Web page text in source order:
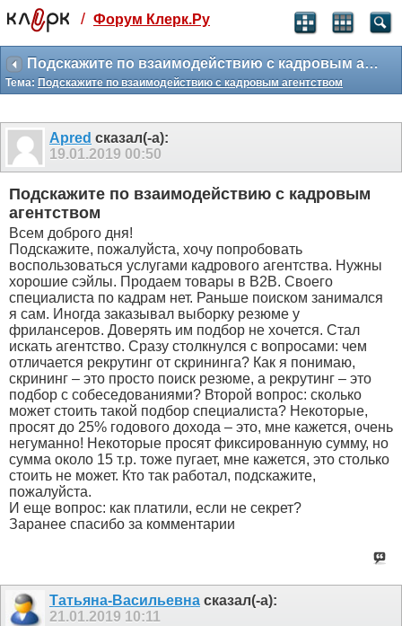
Святые угодники, Клерк без рекламы
прекрасен:)
месяц
3 месяца
259
₽
-10%
499 ₽
-15%
Отмена Оплатить
/ Форум Клерк.Ру
Подскажите по взаимодействию с кадровым агентством
Тема: Подскажите по взаимодействию с кадровым агентством
Apred сказал(-а):
19.01.2019 00:50
Подскажите по взаимодействию с кадровым
агентством
Всем доброго дня!
Подскажите, пожалуйста, хочу попробовать
воспользоваться услугами кадрового агентства. Нужны
хорошие сэйлы. Продаем товары в В2В. Своего
специалиста по кадрам нет. Раньше поиском занимался
я сам. Иногда заказывал выборку резюме у
фрилансеров. Доверять им подбор не хочется. Стал
искать агентство. Сразу столкнулся с вопросами: чем
отличается рекрутинг от скрининга? Как я понимаю,
скрининг – это просто поиск резюме, а рекрутинг – это
подбор с собеседованиями? Второй вопрос: сколько
может стоить такой подбор специалиста? Некоторые,
просят до 25% годового дохода – это, мне кажется, очень
негуманно! Некоторые просят фиксированную сумму, но
сумма около 15 т.р. тоже пугает, мне кажется, это столько
стоить не может. Кто так работал, подскажите,
пожалуйста.
И еще вопрос: как платили, если не секрет?
Заранее спасибо за комментарии
Татьяна-Васильевна сказал(-а):
21.01.2019 10:11